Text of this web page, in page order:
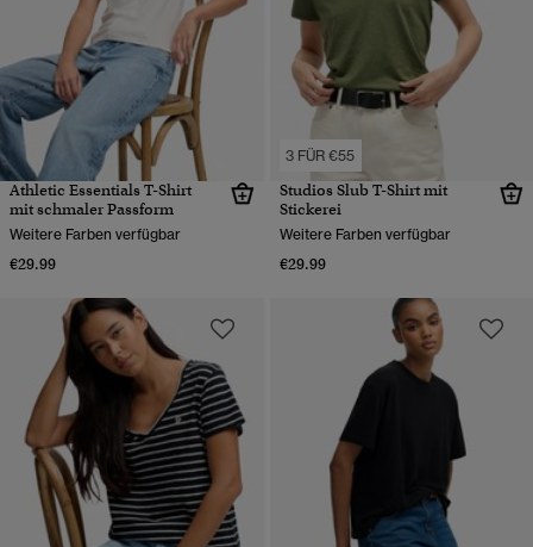
Athletic Essentials T-Shirt
mit schmaler Passform
Weitere Farben verfügbar
€29.99
3 FÜR €55
Studios Slub T-Shirt mit
Stickerei
Weitere Farben verfügbar
€29.99